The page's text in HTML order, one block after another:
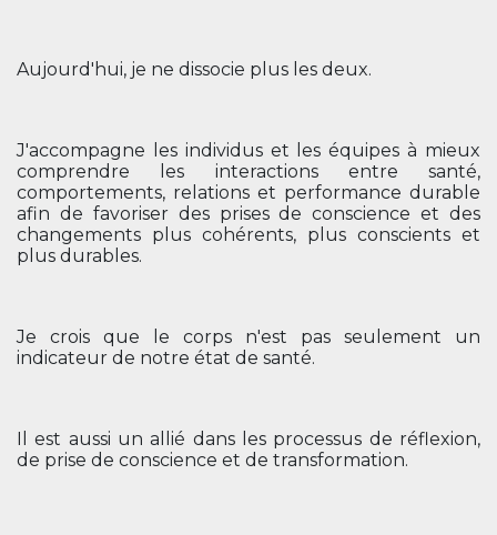
Aujourd'hui, je ne dissocie plus les deux.
J'accompagne les individus et les équipes à mieux
comprendre les interactions entre santé,
comportements, relations et performance durable
afin de favoriser des prises de conscience et des
changements plus cohérents, plus conscients et
plus durables.
Je crois que le corps n'est pas seulement un
indicateur de notre état de santé.
Il est aussi un allié dans les processus de réflexion,
de prise de conscience et de transformation.